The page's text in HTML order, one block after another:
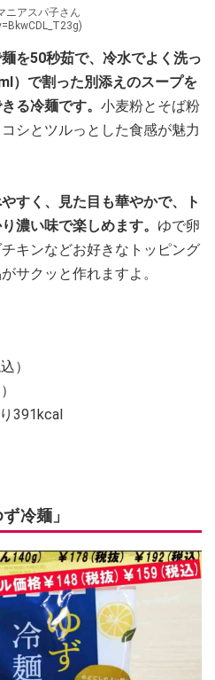
ニアスパ子さん
を50秒茹で、冷水でよく洗っ
）で割った別添えのスープを
る冷麺です。 小麦粉とそば粉
シとツルっとした食感が魅力
すく、見た目も華やかで、ト
濃い味で楽しめます。 ゆで卵
キンなどお好きなトッピング
サクッと作れますよ。
）
391kcal
冷麺」